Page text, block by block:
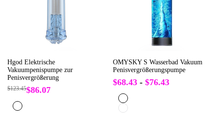
Hgod Elektrische
Vakuumpenispumpe zur
Penisvergrößerung
Regulärer
$123.45Verkaufspreis
$86.07
Weiß
OMYSKY S Wasserbad Vakuum
Penisvergrößerungspumpe
Verkaufspreis
$68.43- $76.43
Schwarz
Blau